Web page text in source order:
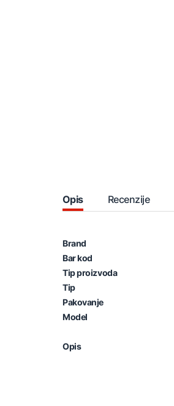
Opis Recenzije
Brand
Bar kod
Tip proizvoda
Tip
Pakovanje
Model
Opis